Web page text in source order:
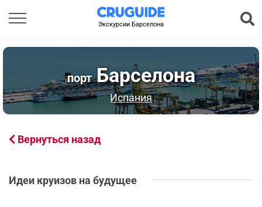
Экскурсии Барселона
портБарселона
Испания
Вернуться назад
Идеи круизов на будущее